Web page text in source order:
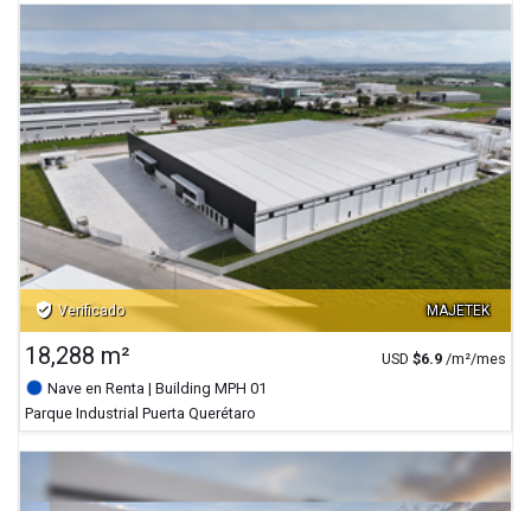
MAJETEK
verified_user Verificado
18,288 m² USD $6.9 /m²/mes
Nave en Renta | Building MPH 01
Parque Industrial Puerta Querétaro